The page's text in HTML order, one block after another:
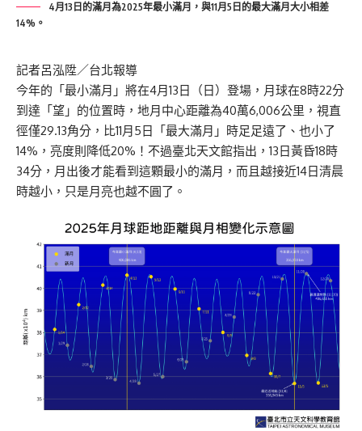
4月13日的滿月為2025年最小滿月，與11月5日的最大滿月大小相差
14%。
記者呂泓陞／台北報導
今年的「最小滿月」將在4月13日（日）登場，月球在8時22分
到達「望」的位置時，地月中心距離為40萬6,006公里，視直
徑僅29.13角分，比11月5日「最大滿月」時足足遠了、也小了
14%，亮度則降低20%！不過臺北天文館指出，13日黃昏18時
34分，月出後才能看到這顆最小的滿月，而且越接近14日清晨
時越小，只是月亮也越不圓了。